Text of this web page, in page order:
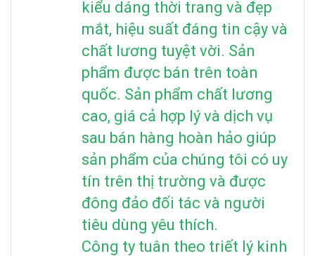
kiểu dáng thời trang và đẹp
mắt, hiệu suất đáng tin cậy và
chất lương tuyệt vời. Sản
phẩm được bán trên toàn
quốc. Sản phẩm chất lương
cao, giá cả hợp lý và dịch vụ
sau bán hàng hoàn hảo giúp
sản phẩm của chúng tôi có uy
tín trên thị trường và được
đông đảo đối tác và người
tiêu dùng yêu thích.
Công ty tuân theo triết lý kinh